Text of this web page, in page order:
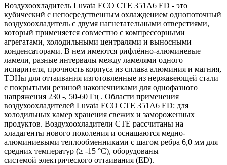
Воздухоохладитель Luvata ECO CTE 351A6 ED - это
кубический с непосредственным охлаждением однопоточный
воздухоохладитель с двумя нагнетательными отверстиями,
который применяется совместно с компрессорными
агрегатами, холодильными централями и выносными
конденсаторами. В нем имеются рифлённо-алюминевые
ламели, разные интервалы между ламелями одного
испарителя, прочность корпуса из сплава алюминия и магния,
ТЭНы для оттаивания изготовленные из нержавеющей стали
c покрытыми резиной наконечниками для однофазного
напряжения 230 ‑, 50-60 Гц . Области применения
воздухоохладителей Luvata ECO CTE 351A6 ED: для
холодильных камер хранения свежих и замороженных
продуктов. Воздухоохладители CTE рассчитаны на
хладагенты нового поколения и оснащаются медно-
алюминиевыми теплообменниками с шагом ребра 6,0 мм для
средних температур (≥ -15 °C), оборудованы
системой электрического оттаивания (ED).